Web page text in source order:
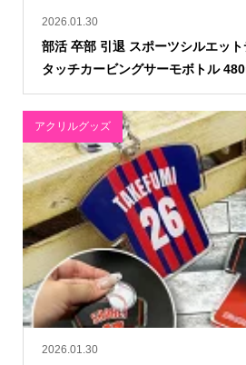
2026.01.30
部活 卒部 引退 スポーツシルエッ
タッチカービングサーモボトル
2026.01.30
アクリルグッズ